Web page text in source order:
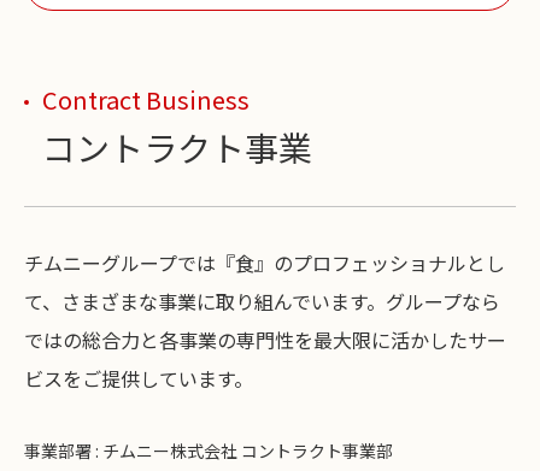
Contract Business
コントラクト事業
チムニーグループでは『食』のプロフェッショナルとし
て、さまざまな事業に取り組んでいます。グループなら
ではの総合力と各事業の専門性を最大限に活かしたサー
ビスをご提供しています。
事業部署 : チムニー株式会社 コントラクト事業部